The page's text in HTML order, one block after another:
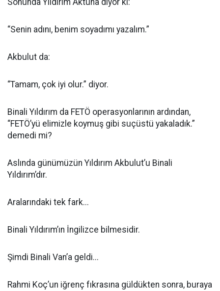
Sonunda Yıldırım Aktuna diyor ki:
“Senin adını, benim soyadımı yazalım.”
Akbulut da:
“Tamam, çok iyi olur.” diyor.
Binali Yıldırım da FETÖ operasyonlarının ardından,
“FETÖ’yü elimizle koymuş gibi suçüstü yakaladık.”
demedi mi?
Aslında günümüzün Yıldırım Akbulut’u Binali
Yıldırım’dır.
Aralarındaki tek fark...
Binali Yıldırım’ın İngilizce bilmesidir.
Şimdi Binali Van’a geldi...
Rahmi Koç’un iğrenç fıkrasına güldükten sonra, buraya